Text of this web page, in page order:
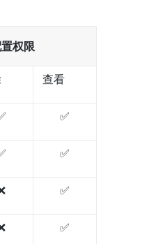
权限
查看
✅
✅
✅
✅